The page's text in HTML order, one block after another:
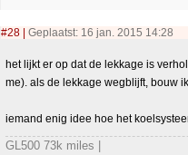
#28 Geplaatst: 16 jan. 2015 14:28
het lijkt er op dat de lekkage is
me). als de lekkage wegblijft, bouw
iemand enig idee hoe het
GL500 73k miles |